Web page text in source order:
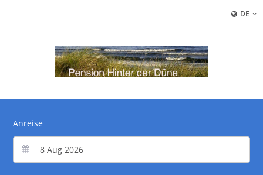
DE
Anreise